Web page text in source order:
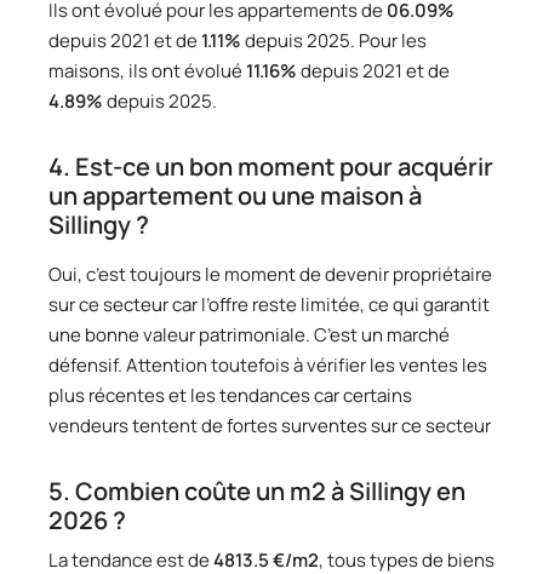
Ils ont évolué pour les appartements de06.09%
depuis 2021 et de1.11%depuis 2025. Pour les
maisons, ils ont évolué11.16%depuis 2021 et de
4.89%depuis 2025.
4. Est-ce un bon moment pour acquérir
un appartement ou une maison à
Sillingy ?
Oui, c’est toujours le moment de devenir propriétaire
sur ce secteur car l’offre reste limitée, ce qui garantit
une bonne valeur patrimoniale. C’est un marché
défensif. Attention toutefois à vérifier les ventes les
plus récentes et les tendances car certains
vendeurs tentent de fortes surventes sur ce secteur
5. Combien coûte un m2 à Sillingy en
2026 ?
La tendance est de4813.5 €/m2, tous types de biens